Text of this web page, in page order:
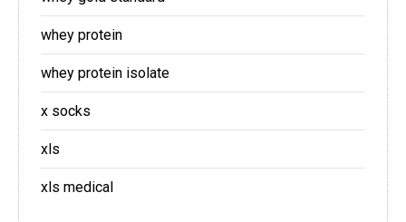
whey protein
whey protein isolate
x socks
xls
xls medical